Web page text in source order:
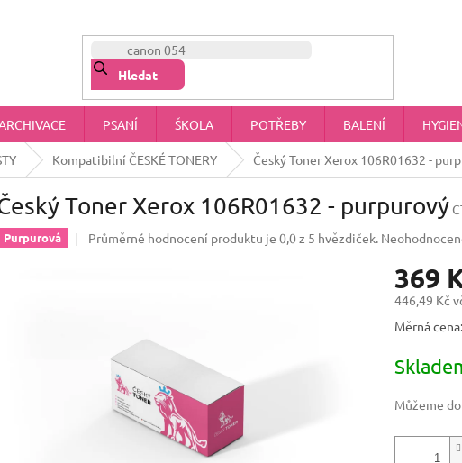
OBCHODNÍ PODMÍNKY
Hledat
PSANÍ ŠKOLA POTŘEBY BALENÍ
Kompatibilní ČESKÉ TONERY Český Toner Xerox 106R01632 -
Toner Xerox 106R01632 - purpurový
Purpurová Průměrné hodnocení produktu je 0,0 z 5 hvězdiček.
369
446,49 Kč
Měrná cena:
Můžeme